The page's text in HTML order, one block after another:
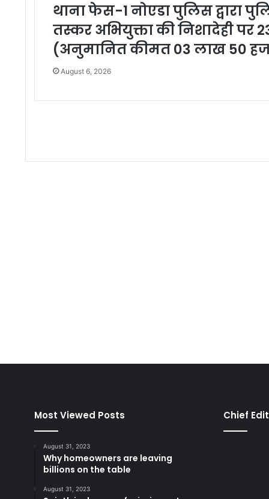
थाना फेस-1 नोएडा पुलिस द्वारा
तस्कर अभियुक्ता की निशादेही पर
(अनुमानित कीमत 03 लाख 50
August 6, 2026
Most Viewed Posts
August 31, 2023
Why homeowners are leaving
billions on the table
August 31, 2023
Chief